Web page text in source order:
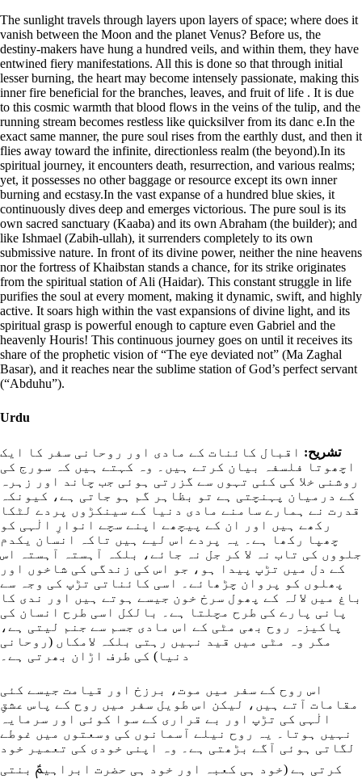
The sunlight travels through layers upon layers of space; where does it
vanish between the Moon and the planet Venus? Before us, the
destiny-makers have hung a hundred veils, and within them, they have
entwined fiery manifestations. All this is done so that through initial
lesser burning, the heart may become intensely passionate, making this
inner fire beneficial for the branches, leaves, and fruit of life . It is due
to this cosmic warmth that blood flows in the veins of the tulip, and the
running stream becomes restless like quicksilver from its danc e.In the
exact same manner, the pure soul rises from the earthly dust, and then it
flies away toward the infinite, directionless realm (the beyond).In its
spiritual journey, it encounters death, resurrection, and various realms;
yet, it possesses no other baggage or resource except its own inner
burning and ecstasy.In the vast expanse of a hundred blue skies, it
continuously dives deep and emerges victorious. The pure soul is its
own sacred sanctuary (Kaaba) and its own Abraham (the builder); and
like Ishmael (Zabih-ullah), it surrenders completely to its own
submissive nature. In front of its divine power, neither the nine heavens
nor the fortress of Khaibstan stands a chance, for its strike originates
from the spiritual station of Ali (Haidar). This constant struggle in life
purifies the soul at every moment, making it dynamic, swift, and highly
active. It soars high within the vast expansions of divine light, and its
spiritual grasp is powerful enough to capture even Gabriel and the
heavenly Houris! This continuous journey goes on until it receives its
share of the prophetic vision of “The eye deviated not” (Ma Zaghal
Basar), and it reaches near the sublime station of God’s perfect servant
(“Abduhu”).
Urdu
تشریح: اقبال کائنات کے مادی اور روحانی سفر کا ایک
اچھوتا فلسفہ بیان کرتے ہیں۔ وہ کہتے ہیں کہ سورج کی
روشنی خلا کی کئی تہوں سے گزرتی ہوئی جب چاند اور زہرہ
کے درمیان پہنچتی ہے تو بظاہر گم ہو جاتی ہے، کیونکہ
قدرت نے ہمارے سامنے مادی دنیا کے سینکڑوں پردے لٹکا
رکھے ہیں اور ان کے پیچھے اپنے سچے انوارِ الٰہی کو
چھپا رکھا ہے۔ یہ پردے اس لیے ہیں تاکہ انسان یکدم
جلووں کی تاب نہ لا کر جل نہ جائے، بلکہ آہستہ آہستہ اس
کے دل میں تڑپ پیدا ہو، جو اس کی زندگی کی شاخوں اور
پھلوں کو پروان چڑھائے۔ اسی کائناتی تڑپ کی وجہ سے
باغ میں لالہ کے پھول سرخ خون جیسے ہوتے ہیں اور ندی کا
پانی پارے کی طرح مچلتا ہے۔ بالکل اسی طرح انسان کی
پاکیزہ روح بھی مٹی کے اس مادی جسم سے جنم لیتی ہے،
مگر وہ مٹی میں قید نہیں رہتی بلکہ لامکاں (روحانی
اس روح کے سفر میں موت، برزخ اور قیامت جیسے کئی
مقامات آتے ہیں، لیکن اس طویل سفر میں روح کے پاس عشقِ
الٰہی کی تڑپ اور بے قراری کے سوا کوئی اور سرمایہ
نہیں ہوتا۔ یہ روح نیلے آسمانوں کی وسعتوں میں غوطے
لگاتی ہوئی آگے بڑھتی ہے۔ وہ اپنی خودی کی تعمیر خود
کرتی ہے (خود ہی کعبہ اور خود ہی حضرت ابراہیمؑ بنتی